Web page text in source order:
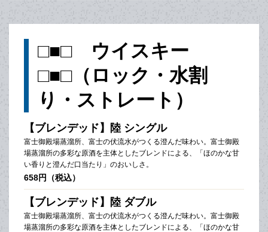
□■□ ウイスキー
□■□（ロック・水割
り・ストレート）
【ブレンデッド】陸 シングル
富士御殿場蒸溜所、富士の伏流水がつくる澄んだ味わい。富士御殿
場蒸溜所の多彩な原酒を主体としたブレンドによる、「ほのかな甘
い香りと澄んだ口当たり」のおいしさ。
658円（税込）
【ブレンデッド】陸 ダブル
富士御殿場蒸溜所、富士の伏流水がつくる澄んだ味わい。富士御殿
場蒸溜所の多彩な原酒を主体としたブレンドによる、「ほのかな甘